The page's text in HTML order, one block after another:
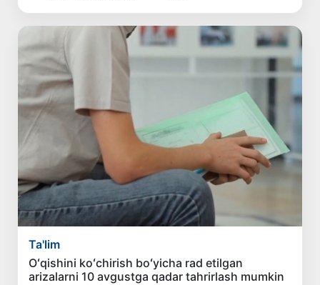
Ta'lim
Oʻqishini koʻchirish boʻyicha rad etilgan
arizalarni 10 avgustga qadar tahrirlash mumkin